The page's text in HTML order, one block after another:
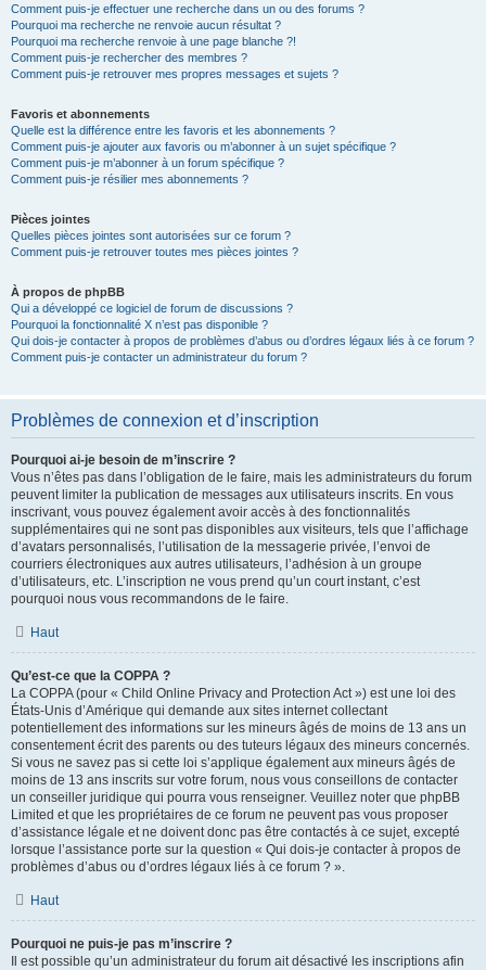
Comment puis-je effectuer une recherche dans un ou des forums ?
Pourquoi ma recherche ne renvoie aucun résultat ?
Pourquoi ma recherche renvoie à une page blanche ?!
Comment puis-je rechercher des membres ?
Comment puis-je retrouver mes propres messages et sujets ?
Favoris et abonnements
Quelle est la différence entre les favoris et les abonnements ?
Comment puis-je ajouter aux favoris ou m’abonner à un sujet spécifique ?
Comment puis-je m’abonner à un forum spécifique ?
Comment puis-je résilier mes abonnements ?
Pièces jointes
Quelles pièces jointes sont autorisées sur ce forum ?
Comment puis-je retrouver toutes mes pièces jointes ?
À propos de phpBB
Qui a développé ce logiciel de forum de discussions ?
Pourquoi la fonctionnalité X n’est pas disponible ?
Qui dois-je contacter à propos de problèmes d’abus ou d’ordres légaux liés à ce forum ?
Comment puis-je contacter un administrateur du forum ?
Problèmes de connexion et d’inscription
Pourquoi ai-je besoin de m’inscrire ?
Vous n’êtes pas dans l’obligation de le faire, mais les administrateurs du forum
peuvent limiter la publication de messages aux utilisateurs inscrits. En vous
inscrivant, vous pouvez également avoir accès à des fonctionnalités
supplémentaires qui ne sont pas disponibles aux visiteurs, tels que l’affichage
d’avatars personnalisés, l’utilisation de la messagerie privée, l’envoi de
courriers électroniques aux autres utilisateurs, l’adhésion à un groupe
d’utilisateurs, etc. L’inscription ne vous prend qu’un court instant, c’est
pourquoi nous vous recommandons de le faire.
Haut
Qu’est-ce que la COPPA ?
La COPPA (pour « Child Online Privacy and Protection Act ») est une loi des
États-Unis d’Amérique qui demande aux sites internet collectant
potentiellement des informations sur les mineurs âgés de moins de 13 ans un
consentement écrit des parents ou des tuteurs légaux des mineurs concernés.
Si vous ne savez pas si cette loi s’applique également aux mineurs âgés de
moins de 13 ans inscrits sur votre forum, nous vous conseillons de contacter
un conseiller juridique qui pourra vous renseigner. Veuillez noter que phpBB
Limited et que les propriétaires de ce forum ne peuvent pas vous proposer
d’assistance légale et ne doivent donc pas être contactés à ce sujet, excepté
lorsque l’assistance porte sur la question « Qui dois-je contacter à propos de
problèmes d’abus ou d’ordres légaux liés à ce forum ? ».
Haut
Pourquoi ne puis-je pas m’inscrire ?
Il est possible qu’un administrateur du forum ait désactivé les inscriptions afin